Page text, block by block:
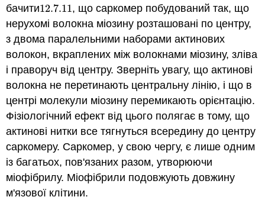
бачити12.7.11
12.7.11, що саркомер побудований так, що
нерухомі волокна міозину розташовані по центру,
з двома паралельними наборами актинових
волокон, вкраплених між волокнами міозину, зліва
і праворуч від центру. Зверніть увагу, що актинові
волокна не перетинають центральну лінію, і що в
центрі молекули міозину перемикають орієнтацію.
Фізіологічний ефект від цього полягає в тому, що
актинові нитки все тягнуться всередину до центру
саркомеру. Саркомер, у свою чергу, є лише одним
із багатьох, пов'язаних разом, утворюючи
міофібрилу. Міофібрили подовжують довжину
м'язової клітини.